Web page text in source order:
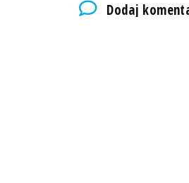
Dodaj